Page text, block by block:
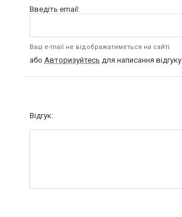
Введіть email:
Ваш e-mail не відображатиметься на сайті
або Авторизуйтесь для написання відгуку
Відгук: